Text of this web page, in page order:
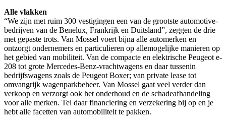
Alle vlakken
“We zijn met ruim 300 vestigingen een van de grootste automotive-
bedrijven van de Benelux, Frankrijk en Duitsland”, zeggen de drie
met gepaste trots. Van Mossel voert bijna alle automerken en
ontzorgt ondernemers en particulieren op allemogelijke manieren op
het gebied van mobiliteit. Van de compacte en elektrische Peugeot e-
208 tot grote Mercedes-Benz-vrachtwagens en daar tussenin
bedrijfswagens zoals de Peugeot Boxer; van private lease tot
omvangrijk wagenparkbeheer. Van Mossel gaat veel verder dan
verkoop en verzorgt ook het onderhoud en de schadeafhandeling
voor alle merken. Tel daar financiering en verzekering bij op en je
hebt alle facetten van automobiliteit te pakken.